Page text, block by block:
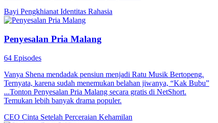
Bayi Pengkhianat Identitas Rahasia
Penyesalan Pria Malang
64 Episodes
Vanya Shena mendadak pensiun menjadi Ratu Musik Bertopeng.
Ternyata, karena sudah menemukan belahan jiwanya, “Kak Bubu”
...Tonton Penyesalan Pria Malang secara gratis di NetShort.
Temukan lebih banyak drama populer.
CEO Cinta Setelah Perceraian Kehamilan